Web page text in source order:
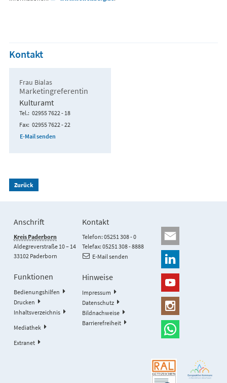
Kontakt
Frau Bialas
Marketingreferentin
Kulturamt
Tel. 02955 7622 - 18
Fax 02955 7622 - 22
E-Mail senden
Zurück
Anschrift
Kreis Paderborn
Aldegreverstraße 10 – 14
33102 Paderborn
Kontakt
Telefon: 05251 308 - 0
Telefax: 05251 308 - 8888
E-Mail senden
Funktionen
Bedienungshilfen
Drucken
Inhaltsverzeichnis
Mediathek
Extranet
Hinweise
Impressum
Datenschutz
Bildnachweise
Barrierefreiheit